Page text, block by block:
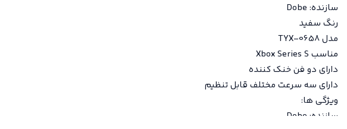
سازنده: Dobe
رنگ سفید
مدل TYX-0658
مناسب Xbox Series S
دارای دو فن خنک کننده
دارای سه سرعت مختلف قابل تنظیم
ویژگی ها:
سازنده: Dobe